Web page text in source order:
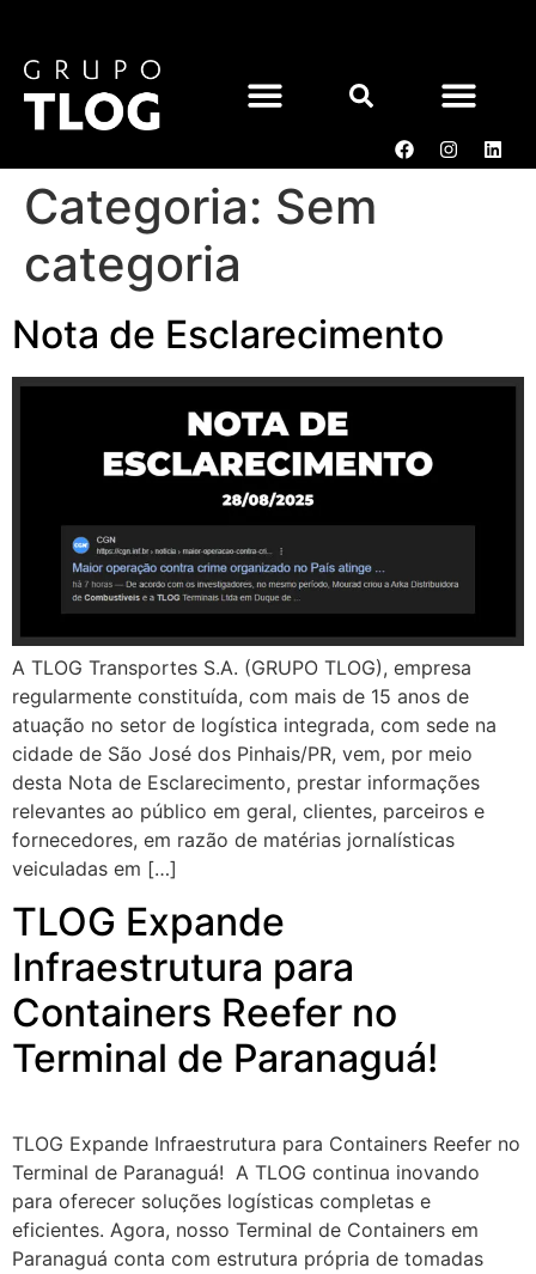
Categoria: Sem
categoria
Nota de Esclarecimento
A TLOG Transportes S.A. (GRUPO TLOG), empresa
regularmente constituída, com mais de 15 anos de
atuação no setor de logística integrada, com sede na
cidade de São José dos Pinhais/PR, vem, por meio
desta Nota de Esclarecimento, prestar informações
relevantes ao público em geral, clientes, parceiros e
fornecedores, em razão de matérias jornalísticas
veiculadas em […]
TLOG Expande
Infraestrutura para
Containers Reefer no
Terminal de Paranaguá!
TLOG Expande Infraestrutura para Containers Reefer no
Terminal de Paranaguá! A TLOG continua inovando
para oferecer soluções logísticas completas e
eficientes. Agora, nosso Terminal de Containers em
Paranaguá conta com estrutura própria de tomadas